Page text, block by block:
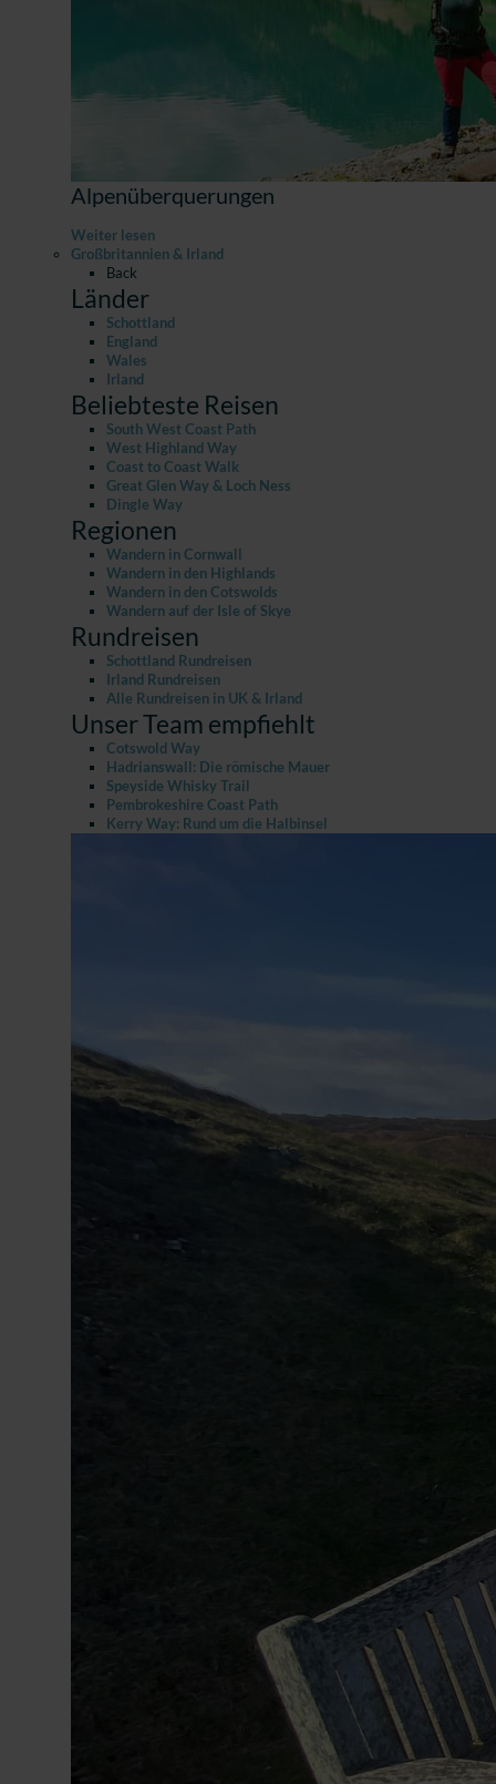
Alpenüberquerungen
Weiter lesen
Großbritannien & Irland
Back
Länder
Schottland
England
Wales
Irland
Beliebteste Reisen
South West Coast Path
West Highland Way
Coast to Coast Walk
Great Glen Way & Loch Ness
Dingle Way
Regionen
Wandern in Cornwall
Wandern in den Highlands
Wandern in den Cotswolds
Wandern auf der Isle of Skye
Rundreisen
Schottland Rundreisen
Irland Rundreisen
Alle Rundreisen in UK & Irland
Unser Team empfiehlt
Cotswold Way
Hadrianswall: Die römische Mauer
Speyside Whisky Trail
Pembrokeshire Coast Path
Kerry Way: Rund um die Halbinsel